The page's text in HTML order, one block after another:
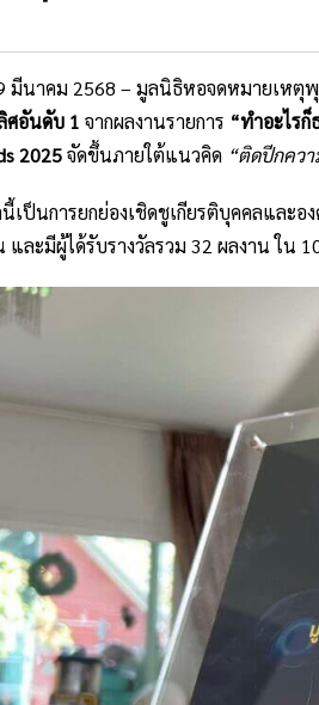
มีนาคม 2568 – มูลนิธิหอจดหมายเหตุ
ศอันดับ 1 จากผลงานรายการ “ทำอะไรก็
2025จัดขึ้นภายใต้แนวคิด “ติดปีกคว
นี้เป็นการยกย่องเชิดชูเกียรติบุคคลและ
และมีผู้ได้รับรางวัลรวม 32 ผลงาน ใน